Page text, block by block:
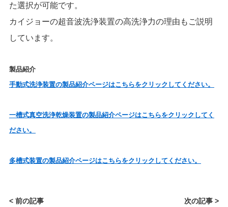
た選択が可能です。
カイジョーの超音波洗浄装置の高洗浄力の理由もご説明
しています。
製品紹介
手動式洗浄装置の製品紹介ページはこちらをクリックしてください。
一槽式真空洗浄乾燥装置の製品紹介ページはこちらをクリックしてく
ださい。
多槽式装置の製品紹介ページはこちらをクリックしてください。
< 前の記事 次の記事 >